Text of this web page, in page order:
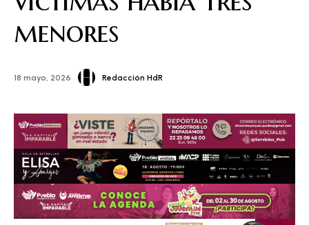
menores
18 mayo, 2026 Redacción HdR